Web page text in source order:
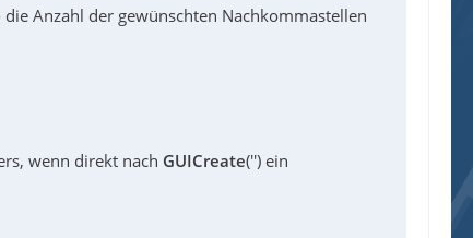
die Anzahl der gewünschten Nachkommastellen
wenn direkt nach GUICreate('') ein